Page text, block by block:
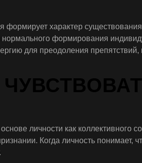
характер
формирования
для преодоления
личности как коллективного
Когда личность понимает,